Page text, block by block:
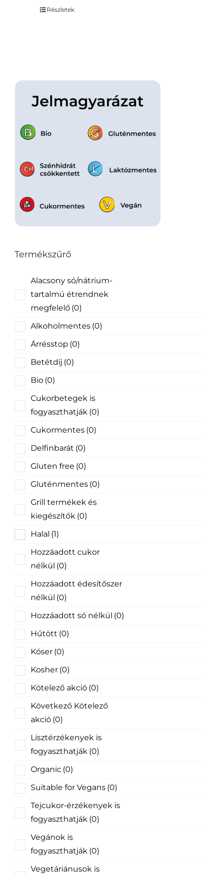
Részletek
Termékszűrő
Alacsony só/nátrium-
tartalmú étrendnek
megfelelő (0)
Alkoholmentes (0)
Árrésstop (0)
Betétdíj (0)
Bio (0)
Cukorbetegek is
fogyaszthatják (0)
Cukormentes (0)
Delfinbarát (0)
Gluten free (0)
Gluténmentes (0)
Grill termékek és
kiegészítők (0)
Halal (1)
Hozzáadott cukor
nélkül (0)
Hozzáadott édesítőszer
nélkül (0)
Hozzáadott só nélkül (0)
Hűtött (0)
Kóser (0)
Kosher (0)
Kötelező akció (0)
Következő Kötelező
akció (0)
Lisztérzékenyek is
fogyaszthatják (0)
Organic (0)
Suitable for Vegans (0)
Tejcukor-érzékenyek is
fogyaszthatják (0)
Vegánok is
fogyaszthatják (0)
Vegetáriánusok is